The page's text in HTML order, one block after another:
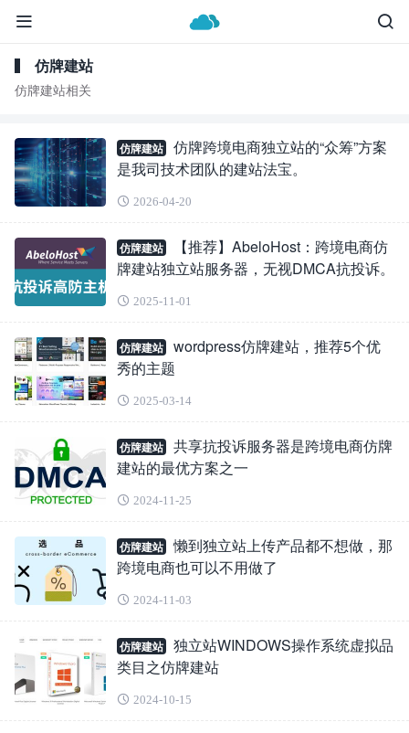
仿牌建站
仿牌建站相关
仿牌建站
仿牌跨境电商独立站的“众筹”方案
是我司技术团队的建站法宝。
2026-04-20
仿牌建站
【推荐】AbeloHost：跨境电商仿
牌建站独立站服务器，无视DMCA抗投诉。
2025-11-01
仿牌建站
wordpress仿牌建站，推荐5个优
秀的主题
2025-03-14
仿牌建站
共享抗投诉服务器是跨境电商仿牌
建站的最优方案之一
2024-11-25
仿牌建站
懒到独立站上传产品都不想做，那
跨境电商也可以不用做了
2024-11-03
仿牌建站
独立站WINDOWS操作系统虚拟品
类目之仿牌建站
2024-10-15